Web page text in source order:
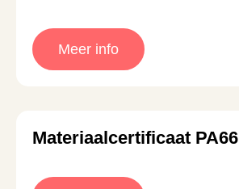
Meer info
Materiaalcertificaat PA66